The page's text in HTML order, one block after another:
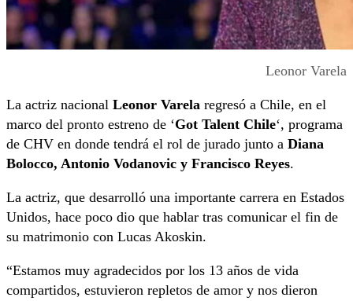
Leonor Varela
La actriz nacional Leonor Varela regresó a Chile, en el
marco del pronto estreno de ‘Got Talent Chile‘, programa
de CHV en donde tendrá el rol de jurado junto a Diana
Bolocco, Antonio Vodanovic y Francisco Reyes.
La actriz, que desarrolló una importante carrera en Estados
Unidos, hace poco dio que hablar tras comunicar el fin de
su matrimonio con Lucas Akoskin.
“Estamos muy agradecidos por los 13 años de vida
compartidos, estuvieron repletos de amor y nos dieron